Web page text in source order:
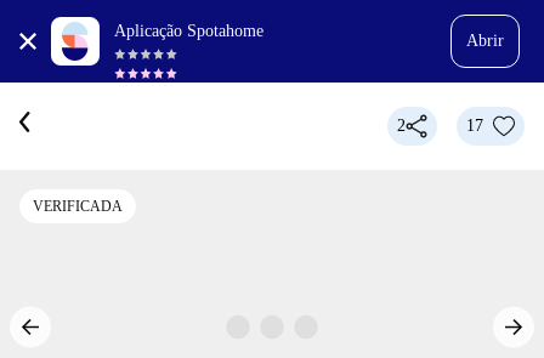
Aplicação Spotahome
Abrir
2 17
VERIFICADA